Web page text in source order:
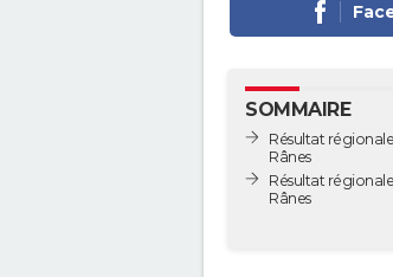
SOMMAIRE
Résultat
Rânes
Résultat
Rânes